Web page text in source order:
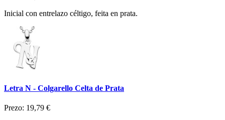
Inicial con entrelazo céltigo, feita en prata.
Letra N - Colgarello Celta de Prata
Prezo: 19,79 €